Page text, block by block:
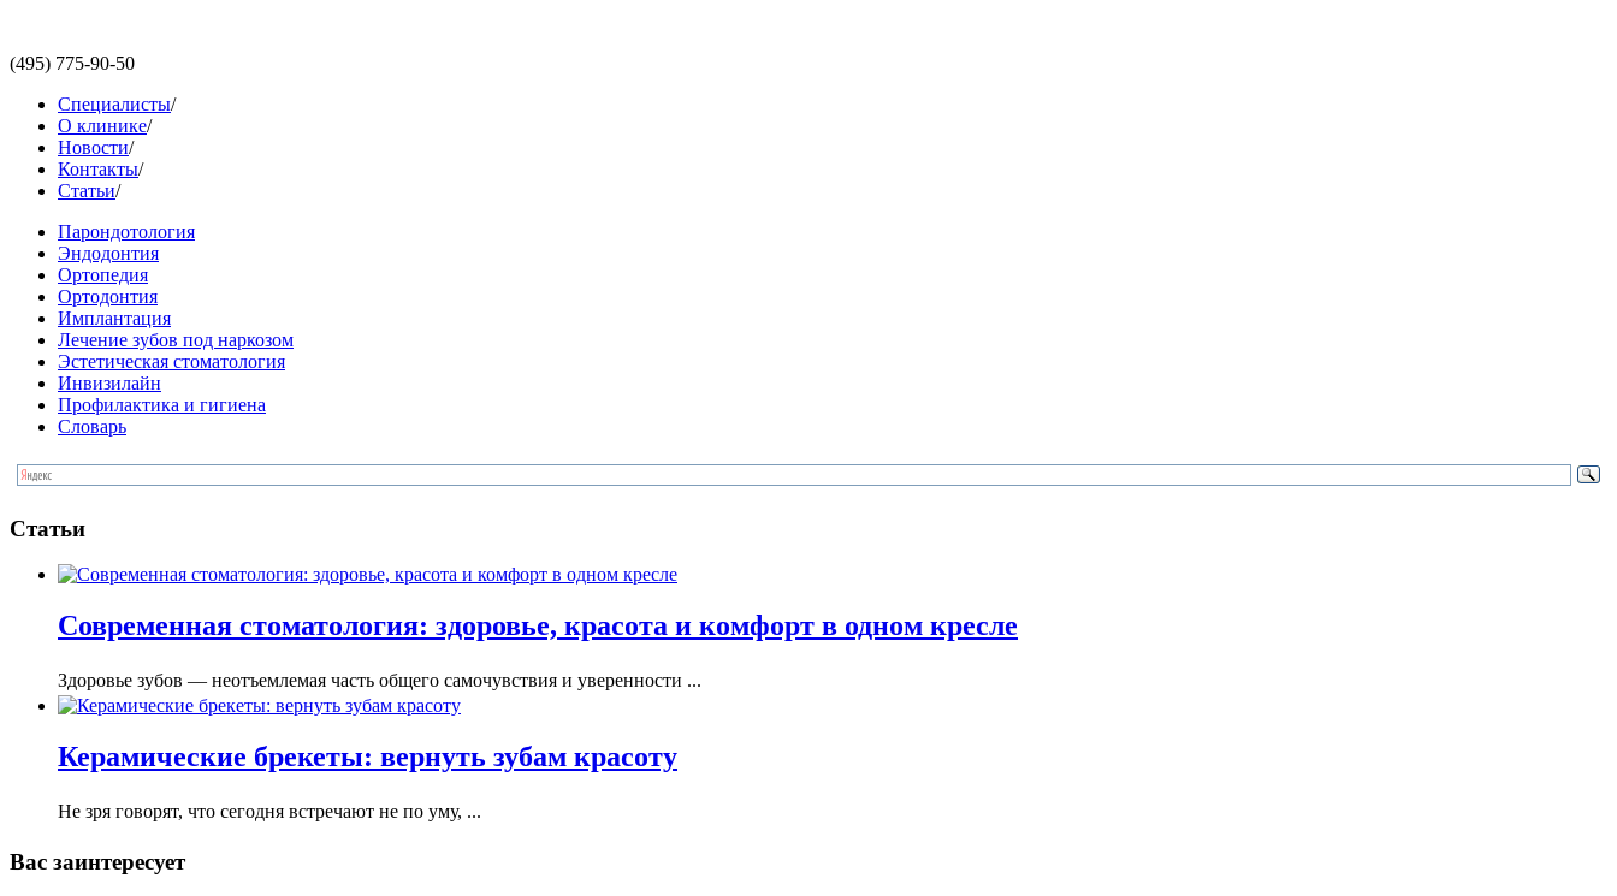
(495) 775-90-50
Специалисты/
О клинике/
Новости/
Контакты/
Статьи/
Парондотология
Эндодонтия
Ортопедия
Ортодонтия
Имплантация
Лечение зубов под наркозом
Эстетическая стоматология
Инвизилайн
Профилактика и гигиена
Словарь
Статьи
Современная стоматология: здоровье, красота и комфорт в одном кресле
Здоровье зубов — неотъемлемая часть общего самочувствия и уверенности ...
Керамические брекеты: вернуть зубам красоту
Не зря говорят, что сегодня встречают не по уму, ...
Вас заинтересует